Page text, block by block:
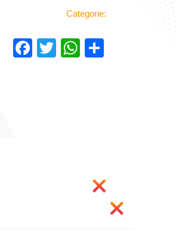
Categorie:
Facebook
Twitter